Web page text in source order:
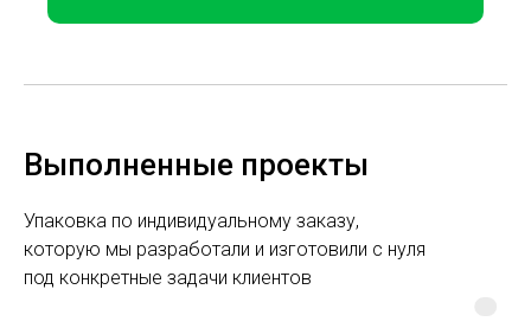
Выполненные проекты
Упаковка по индивидуальному заказу,
которую мы разработали и изготовили с нуля
под конкретные задачи клиентов